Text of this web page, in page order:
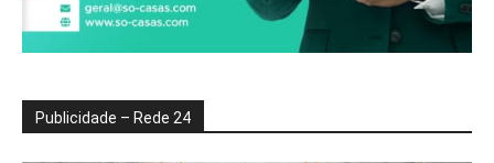
Publicidade – Rede 24